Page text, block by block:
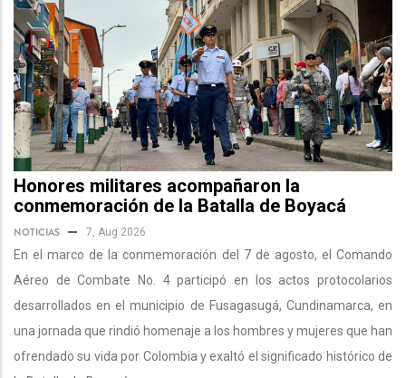
Honores militares acompañaron la
conmemoración de la Batalla de Boyacá
NOTICIAS 7, Aug 2026
En el marco de la conmemoración del 7 de agosto, el Comando
Aéreo de Combate No. 4 participó en los actos protocolarios
desarrollados en el municipio de Fusagasugá, Cundinamarca, en
una jornada que rindió homenaje a los hombres y mujeres que han
ofrendado su vida por Colombia y exaltó el significado histórico de